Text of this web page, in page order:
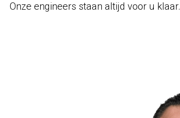
Onze engineers staan altijd voor u klaar.